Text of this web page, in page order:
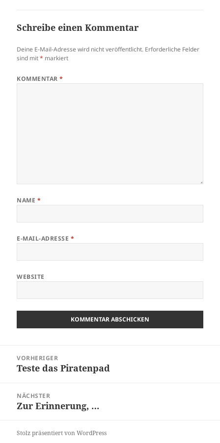
Schreibe einen Kommentar
Deine E-Mail-Adresse wird nicht veröffentlicht. Erforderliche Felder
sind mit* markiert
KOMMENTAR*
NAME *
E-MAIL-ADRESSE *
WEBSITE
VORHERIGER
Vorheriger
Teste das Piratenpad
NÄCHSTER
Nächster
Zur Erinnerung, …
Stolz präsentiert von WordPress